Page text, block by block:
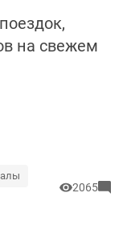
на свежем
2065